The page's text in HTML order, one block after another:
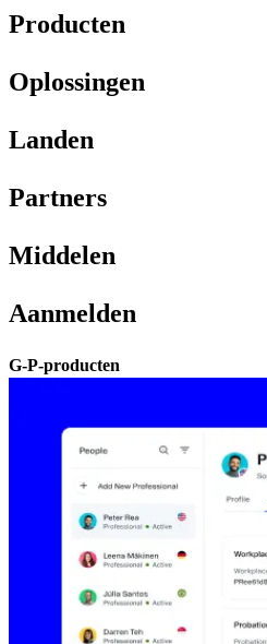
Producten​​
Oplossingen​​
Landen​​
Partners​​
Middelen​​
Aanmelden​​
G-P-producten​​